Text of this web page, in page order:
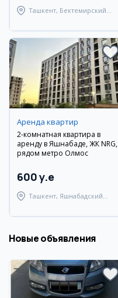
Ташкент, Бектемирский
Аренда квартир
2-комнатная квартира в
аренду в Яшнабаде, ЖК NRG,
рядом метро Олмос
600 y.e
Ташкент, Яшнабадский
Новые объявления